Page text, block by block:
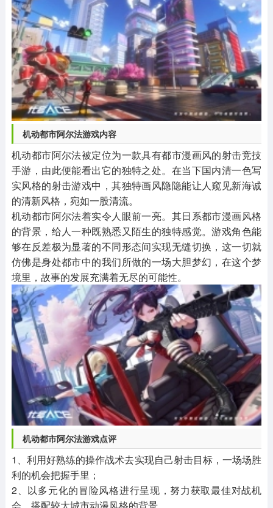
机动都市阿尔法游戏内容
机动都市阿尔法被定位为一款具有都市漫画风的射击竞技
手游，由此便能看出它的独特之处。在当下国内清一色写
实风格的射击游戏中，其独特画风隐隐能让人窥见新海诚
的清新风格，宛如一股清流。
机动都市阿尔法着实令人眼前一亮。其日系都市漫画风格
的背景，给人一种既熟悉又陌生的独特感觉。游戏角色能
够在反差极为显著的不同形态间实现无缝切换，这一切就
仿佛是身处都市中的我们所做的一场大胆梦幻，在这个梦
境里，故事的发展充满着无尽的可能性。
机动都市阿尔法游戏点评
1、利用好熟练的操作战术去实现自己射击目标，一场场胜
利的机会把握手里；
2、以多元化的冒险风格进行呈现，努力获取最佳对战机
会，搭配较大城市动漫风格的背景。